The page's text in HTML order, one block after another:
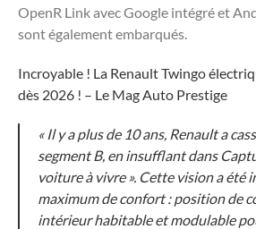
OpenR Link avec Google intégré et
sont également embarqués.
Incroyable ! La Renault Twingo
dès 2026 ! – Le Mag Auto Prestige
« Il y a plus de 10 ans, Renault a
segment B, en insufflant dans
voiture à vivre ». Cette vision a été
maximum de confort : position de
intérieur habitable et modulable